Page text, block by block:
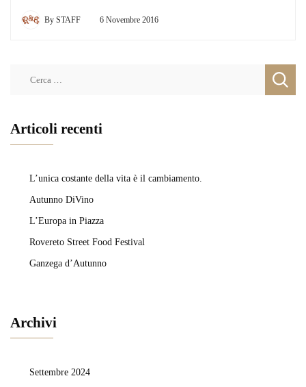
By STAFF 6 Novembre 2016
Articoli recenti
L’unica costante della vita è il cambiamento.
Autunno DiVino
L’Europa in Piazza
Rovereto Street Food Festival
Ganzega d’Autunno
Archivi
Settembre 2024